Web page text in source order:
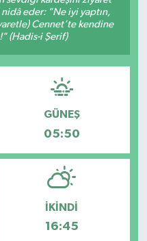
eder: "Ne iyi yaptın,
Cennet’te kendine
(Hadis-i Şerif)
GÜNEŞ
05:50
İKINDI
16:45